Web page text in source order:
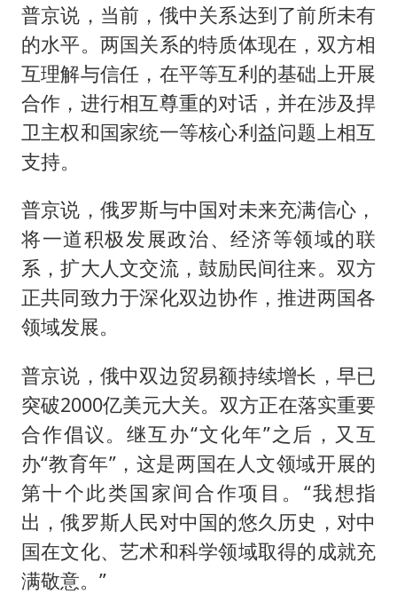
普京说，当前，俄中关系达到了前所未有
的水平。两国关系的特质体现在，双方相
互理解与信任，在平等互利的基础上开展
合作，进行相互尊重的对话，并在涉及捍
卫主权和国家统一等核心利益问题上相互
支持。
普京说，俄罗斯与中国对未来充满信心，
将一道积极发展政治、经济等领域的联
系，扩大人文交流，鼓励民间往来。双方
正共同致力于深化双边协作，推进两国各
领域发展。
普京说，俄中双边贸易额持续增长，早已
突破2000亿美元大关。双方正在落实重要
合作倡议。继互办“文化年”之后，又互
办“教育年”，这是两国在人文领域开展的
第十个此类国家间合作项目。“我想指
出，俄罗斯人民对中国的悠久历史，对中
国在文化、艺术和科学领域取得的成就充
满敬意。”